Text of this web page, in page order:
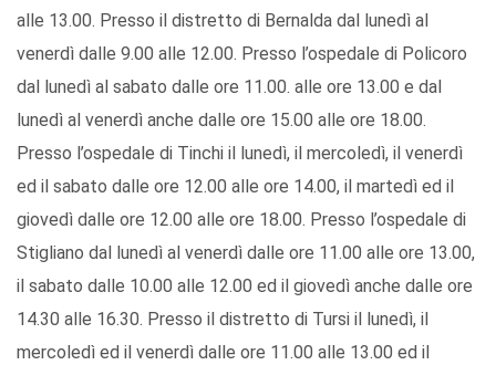
alle 13.00. Presso il distretto di Bernalda dal lunedì al
venerdì dalle 9.00 alle 12.00. Presso l’ospedale di Policoro
dal lunedì al sabato dalle ore 11.00. alle ore 13.00 e dal
lunedì al venerdì anche dalle ore 15.00 alle ore 18.00.
Presso l’ospedale di Tinchi il lunedì, il mercoledì, il venerdì
ed il sabato dalle ore 12.00 alle ore 14.00, il martedì ed il
giovedì dalle ore 12.00 alle ore 18.00. Presso l’ospedale di
Stigliano dal lunedì al venerdì dalle ore 11.00 alle ore 13.00,
il sabato dalle 10.00 alle 12.00 ed il giovedì anche dalle ore
14.30 alle 16.30. Presso il distretto di Tursi il lunedì, il
mercoledì ed il venerdì dalle ore 11.00 alle 13.00 ed il